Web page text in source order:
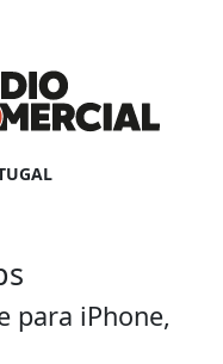
para iPhone,